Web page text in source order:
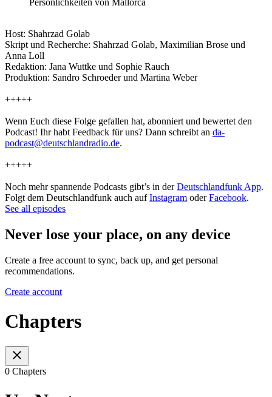
Persönlichkeiten von Mallorca
Host: Shahrzad Golab
Skript und Recherche: Shahrzad Golab, Maximilian Brose und
Anna Loll
Redaktion: Jana Wuttke und Sophie Rauch
Produktion: Sandro Schroeder und Martina Weber
+++++
Wenn Euch diese Folge gefallen hat, abonniert und bewertet den
Podcast! Ihr habt Feedback für uns? Dann schreibt an da-
podcast@deutschlandradio.de.
+++++
Noch mehr spannende Podcasts gibt’s in derDeutschlandfunk App.
Folgt dem Deutschlandfunk auch aufInstagram oderFacebook.
See all episodes
Never lose your place, on any device
Create a free account to sync, back up, and get personal
recommendations.
Create account
Chapters
0 Chapters